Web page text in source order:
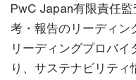
PwC Japan有限責任
考・報告のリーディン
リーディングプロバ
り、サステナビリテ